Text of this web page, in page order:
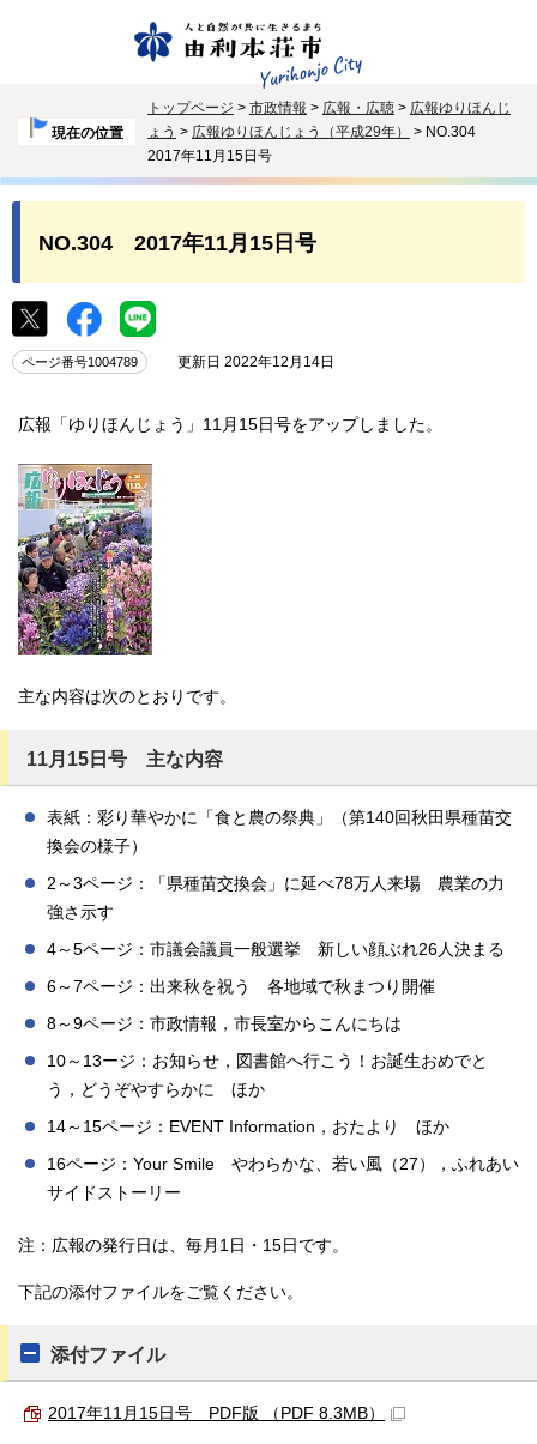
現在の位置
トップページ > 市政情報 > 広報・広聴 > 広報ゆりほんじ
ょう > 広報ゆりほんじょう（平成29年）
> NO.304
2017年11月15日号
NO.304 2017年11月15日号
ページ番号1004789 更新日 2022年12月14日
広報「ゆりほんじょう」11月15日号をアップしました。
主な内容は次のとおりです。
11月15日号 主な内容
表紙：彩り華やかに「食と農の祭典」（第140回秋田県種苗交
換会の様子）
2～3ページ：「県種苗交換会」に延べ78万人来場 農業の力
強さ示す
4～5ページ：市議会議員一般選挙 新しい顔ぶれ26人決まる
6～7ページ：出来秋を祝う 各地域で秋まつり開催
8～9ページ：市政情報，市長室からこんにちは
10～13ージ：お知らせ，図書館へ行こう！お誕生おめでと
う，どうぞやすらかに ほか
14～15ページ：EVENT Information，おたより ほか
16ページ：Your Smile やわらかな、若い風（27），ふれあい
サイドストーリー
注：広報の発行日は、毎月1日・15日です。
下記の添付ファイルをご覧ください。
添付ファイル
2017年11月15日号 PDF版 （PDF 8.3MB）